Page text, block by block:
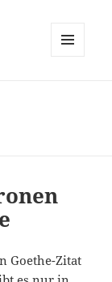
Goethe-Zitat